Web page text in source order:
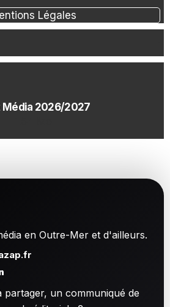
Légales
Média 2026/2027
en Outre-Mer et d'ailleurs.
partager, un communiqué de